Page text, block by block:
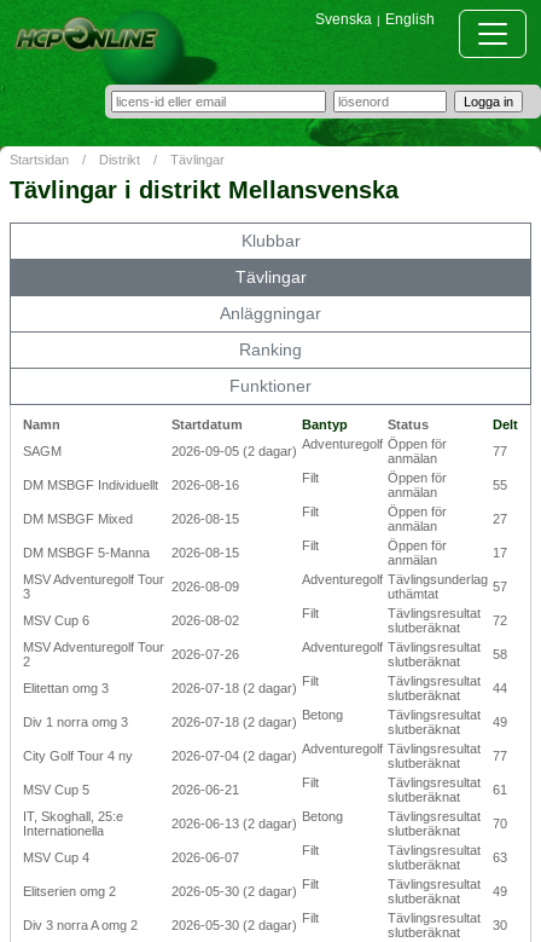
Svenska | English
Startsidan / Distrikt / Tävlingar
Tävlingar i distrikt Mellansvenska
Klubbar
Tävlingar
Anläggningar
Ranking
Funktioner
Namn Startdatum Bantyp Status
Delt
SAGM
2026-09-05 (2 dagar) Adventuregolf Öppen för
anmälan
77
DM MSBGF Individuellt 2026-08-16 Filt
Öppen för
anmälan
55
DM MSBGF Mixed 2026-08-15 Filt
Öppen för
anmälan
27
DM MSBGF 5-Manna 2026-08-15 Filt
Öppen för
anmälan
17
MSV Adventuregolf Tour
3
2026-08-09 Adventuregolf Tävlingsunderlag
uthämtat
57
MSV Cup 6 2026-08-02 Filt
Tävlingsresultat
slutberäknat
72
MSV Adventuregolf Tour
2
2026-07-26 Adventuregolf Tävlingsresultat
slutberäknat
58
Elitettan omg 3 2026-07-18 (2 dagar) Filt
Tävlingsresultat
slutberäknat
44
Div 1 norra omg 3 2026-07-18 (2 dagar) Betong
Tävlingsresultat
slutberäknat
49
City Golf Tour 4 ny 2026-07-04 (2 dagar) Adventuregolf Tävlingsresultat
slutberäknat
77
MSV Cup 5 2026-06-21 Filt
Tävlingsresultat
slutberäknat
61
IT, Skoghall, 25:e
Internationella
2026-06-13 (2 dagar) Betong
Tävlingsresultat
slutberäknat
70
MSV Cup 4 2026-06-07 Filt
Tävlingsresultat
slutberäknat
63
Elitserien omg 2 2026-05-30 (2 dagar) Filt
Tävlingsresultat
slutberäknat
49
Div 3 norra A omg 2 2026-05-30 (2 dagar) Filt
Tävlingsresultat
slutberäknat
30